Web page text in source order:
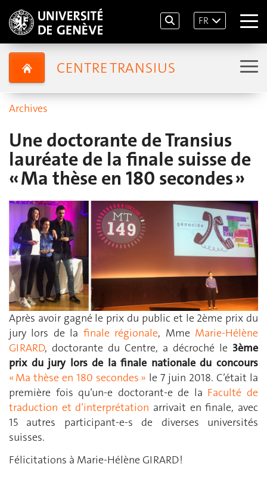
FR
CENTRE TRANSIUS
Archives
Une doctorante de Transius
lauréate de la finale suisse de
« Ma thèse en 180 secondes »
Après avoir gagné le prix du public et le 2ème prix du
jury lors de la finale régionale, Mme Marie-Hélène
GIRARD, doctorante du Centre, a décroché le 3ème
prix du jury lors de la finale nationaledu concours
« Ma thèse en 180 secondes » le 7 juin 2018. C’était la
première fois qu’un-e doctorant-e de la Faculté de
traduction et d’interprétation arrivait en finale, avec
15 autres participant-e-s de diverses universités
suisses.
Félicitations à Marie-Hélène GIRARD !